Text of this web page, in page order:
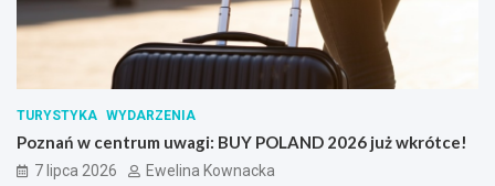
TURYSTYKA WYDARZENIA
Poznań w centrum uwagi: BUY POLAND 2026 już wkrótce!
7 lipca 2026 Ewelina Kownacka